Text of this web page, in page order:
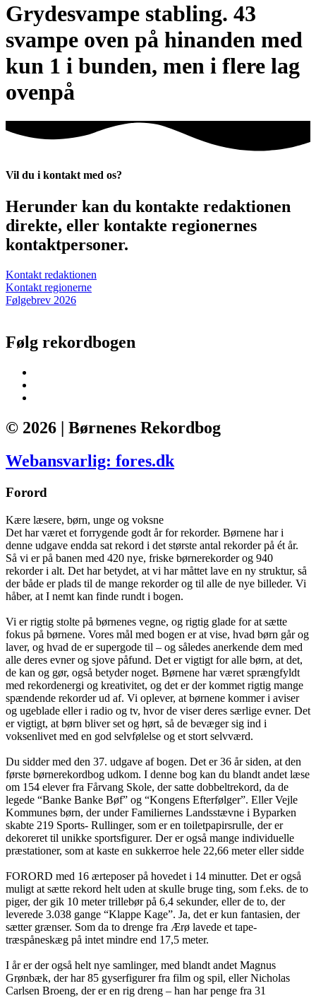
Grydesvampe stabling. 43
svampe oven på hinanden med
kun 1 i bunden, men i flere lag
ovenpå
Vil du i kontakt med os?
Herunder kan du kontakte redaktionen
direkte, eller kontakte regionernes
kontaktpersoner.
Kontakt redaktionen
Kontakt regionerne
Følgebrev 2026
Følg rekordbogen
© 2026 | Børnenes Rekordbog
Webansvarlig: fores.dk
Forord
Kære læsere, børn, unge og voksne
Det har været et forrygende godt år for rekorder. Børnene har i
denne udgave endda sat rekord i det største antal rekorder på ét år.
Så vi er på banen med 420 nye, friske børnerekorder og 940
rekorder i alt. Det har betydet, at vi har måttet lave en ny struktur, så
der både er plads til de mange rekorder og til alle de nye billeder. Vi
håber, at I nemt kan finde rundt i bogen.
Vi er rigtig stolte på børnenes vegne, og rigtig glade for at sætte
fokus på børnene. Vores mål med bogen er at vise, hvad børn går og
laver, og hvad de er supergode til – og således anerkende dem med
alle deres evner og sjove påfund. Det er vigtigt for alle børn, at det,
de kan og gør, også betyder noget. Børnene har været sprængfyldt
med rekordenergi og kreativitet, og det er der kommet rigtig mange
spændende rekorder ud af. Vi oplever, at børnene kommer i aviser
og ugeblade eller i radio og tv, hvor de viser deres særlige evner. Det
er vigtigt, at børn bliver set og hørt, så de bevæger sig ind i
voksenlivet med en god selvfølelse og et stort selvværd.
Du sidder med den 37. udgave af bogen. Det er 36 år siden, at den
første børnerekordbog udkom. I denne bog kan du blandt andet læse
om 154 elever fra Fårvang Skole, der satte dobbeltrekord, da de
legede “Banke Banke Bøf” og “Kongens Efterfølger”. Eller Vejle
Kommunes børn, der under Familiernes Landsstævne i Byparken
skabte 219 Sports- Rullinger, som er en toiletpapirsrulle, der er
dekoreret til unikke sportsfigurer. Der er også mange individuelle
præstationer, som at kaste en sukkerroe hele 22,66 meter eller sidde
FORORD med 16 ærteposer på hovedet i 14 minutter. Det er også
muligt at sætte rekord helt uden at skulle bruge ting, som f.eks. de to
piger, der gik 10 meter trillebør på 6,4 sekunder, eller de to, der
leverede 3.038 gange “Klappe Kage”. Ja, det er kun fantasien, der
sætter grænser. Som da to drenge fra Ærø lavede et tape-
træspåneskæg på intet mindre end 17,5 meter.
I år er der også helt nye samlinger, med blandt andet Magnus
Grønbæk, der har 85 gyserfigurer fra film og spil, eller Nicholas
Carlsen Broeng, der er en rig dreng – han har penge fra 31